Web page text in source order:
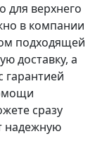
для верхнего
в компании
подходящей
доставку, а
сразу
надежную